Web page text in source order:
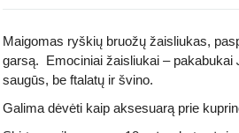
Maigomas ryškių bruožų žaisliukas,
garsą. Emociniai žaisliukai – pakabukai
saugūs, be ftalatų ir švino.
Galima dėvėti kaip aksesuarą prie